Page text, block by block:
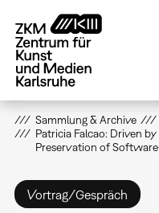
zum
Inhalt
Sammlung & Archive
Patricia Falcao: Driven
Preservation of
Vortrag/Gespräch